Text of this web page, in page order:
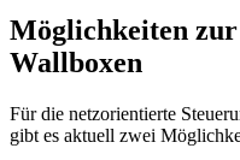
Möglichkeiten zur
Wallboxen
Für die netzorientierte
gibt es aktuell zwei